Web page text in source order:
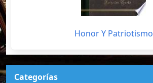
Honor Y Patriotismo
Categorías